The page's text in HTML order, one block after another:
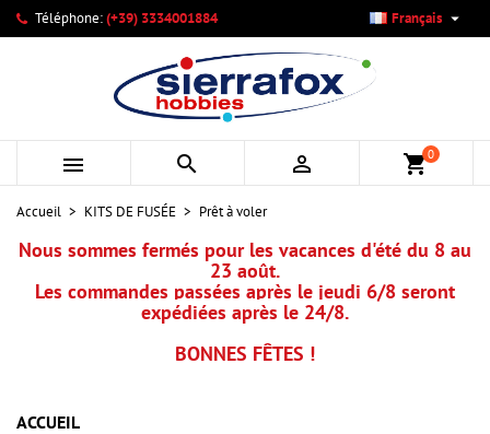
Téléphone:(+39) 3334001884 Français 
   shopping_cart0
Accueil KITS DE FUSÉE Prêt à voler
Nous sommes fermés pour les vacances d'été du 8 au
23 août.
Les commandes passées après le jeudi 6/8 seront
expédiées après le 24/8.
BONNES FÊTES !
ACCUEIL
Mes listes d'envies ×
Créer une nouvelle liste
((modalTitle)) ×
((confirmMessage))
((cancelText)) ((modalDeleteText))
Créer une liste d'envies ×
Nom de la liste d'envies
Annuler
Connexion ×
Vous devez être connecté pour ajouter des produits à votre
liste d'envies.
Annuler Connexion